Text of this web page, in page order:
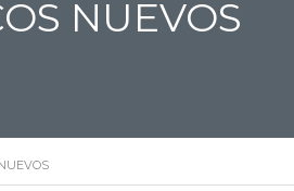
NUEVOS